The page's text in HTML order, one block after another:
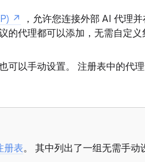
，允许您连接外部 AI 代理并
代理都可以添加，无需自定义
可以手动设置。 注册表中的代
册表。 其中列出了一组无需手动